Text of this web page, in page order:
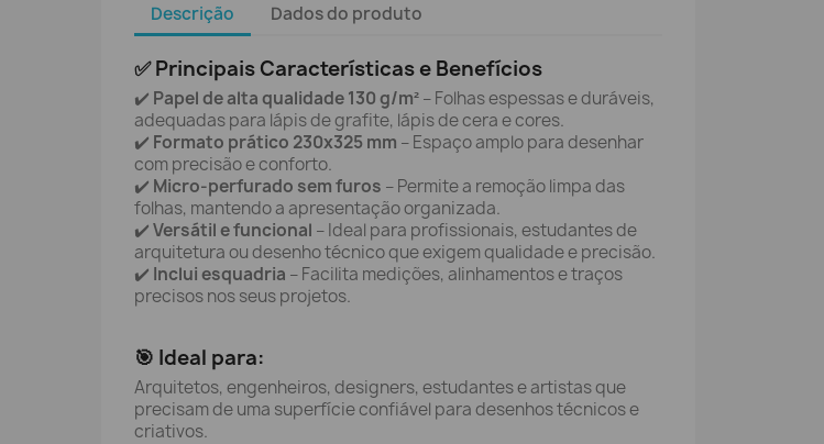
Descrição Dados do produto
✅ Principais Características e Benefícios
✔️ Papel de alta qualidade 130 g/m²– Folhas espessas e duráveis,
adequadas para lápis de grafite, lápis de cera e cores.
✔️ Formato prático 230x325 mm – Espaço amplo para desenhar
com precisão e conforto.
✔️ Micro-perfurado sem furos – Permite a remoção limpa das
folhas, mantendo a apresentação organizada.
✔️Versátil e funcional – Ideal para profissionais, estudantes de
arquitetura ou desenho técnico que exigem qualidade e precisão.
✔️ Inclui esquadria – Facilita medições, alinhamentos e traços
precisos nos seus projetos.
🎯 Ideal para:
Arquitetos, engenheiros, designers, estudantes e artistas que
precisam de uma superfície confiável para desenhos técnicos e
criativos.